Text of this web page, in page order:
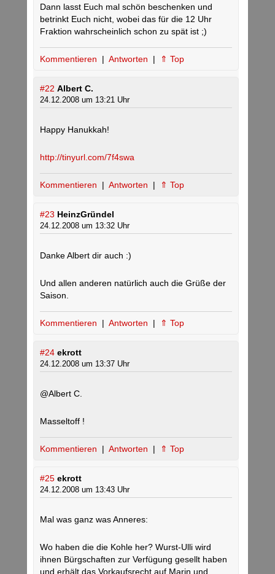
Dann lasst Euch mal schön beschenken und
betrinkt Euch nicht, wobei das für die 12 Uhr
Fraktion wahrscheinlich schon zu spät ist ;)
Kommentieren | Antworten | ⇑ Top
#22 Albert C.
24.12.2008 um 13:21 Uhr
Happy Hanukkah!
http://tinyurl.com/7f4swa
Kommentieren | Antworten | ⇑ Top
#23 HeinzGründel
24.12.2008 um 13:32 Uhr
Danke Albert dir auch :)
Und allen anderen natürlich auch die Grüße der
Saison.
Kommentieren | Antworten | ⇑ Top
#24 ekrott
24.12.2008 um 13:37 Uhr
@Albert C.
Masseltoff !
Kommentieren | Antworten | ⇑ Top
#25 ekrott
24.12.2008 um 13:43 Uhr
Mal was ganz was Anneres:
Wo haben die die Kohle her? Wurst-Ulli wird
ihnen Bürgschaften zur Verfügung gesellt haben
und erhält das Vorkaufsrecht auf Marin und